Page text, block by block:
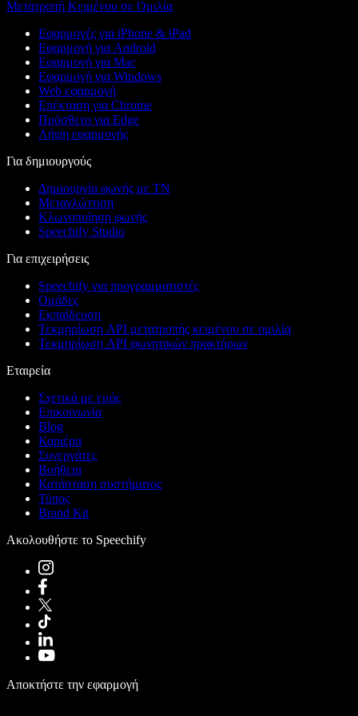
Μετατροπή Κειμένου σε Ομιλία
Εφαρμογές για iPhone & iPad
Εφαρμογή για Android
Εφαρμογή για Mac
Εφαρμογή για Windows
Web εφαρμογή
Επέκταση για Chrome
Πρόσθετο για Edge
Λήψη εφαρμογής
Για δημιουργούς
Δημιουργία φωνής με ΤΝ
Μεταγλώττιση
Κλωνοποίηση φωνής
Speechify Studio
Για επιχειρήσεις
Speechify για προγραμματιστές
Ομάδες
Εκπαίδευση
Τεκμηρίωση API μετατροπής κειμένου σε ομιλία
Τεκμηρίωση API φωνητικών πρακτόρων
Εταιρεία
Σχετικά με εμάς
Επικοινωνία
Blog
Καριέρα
Συνεργάτες
Βοήθεια
Κατάσταση συστήματος
Τύπος
Brand Kit
Ακολουθήστε το Speechify
Αποκτήστε την εφαρμογή